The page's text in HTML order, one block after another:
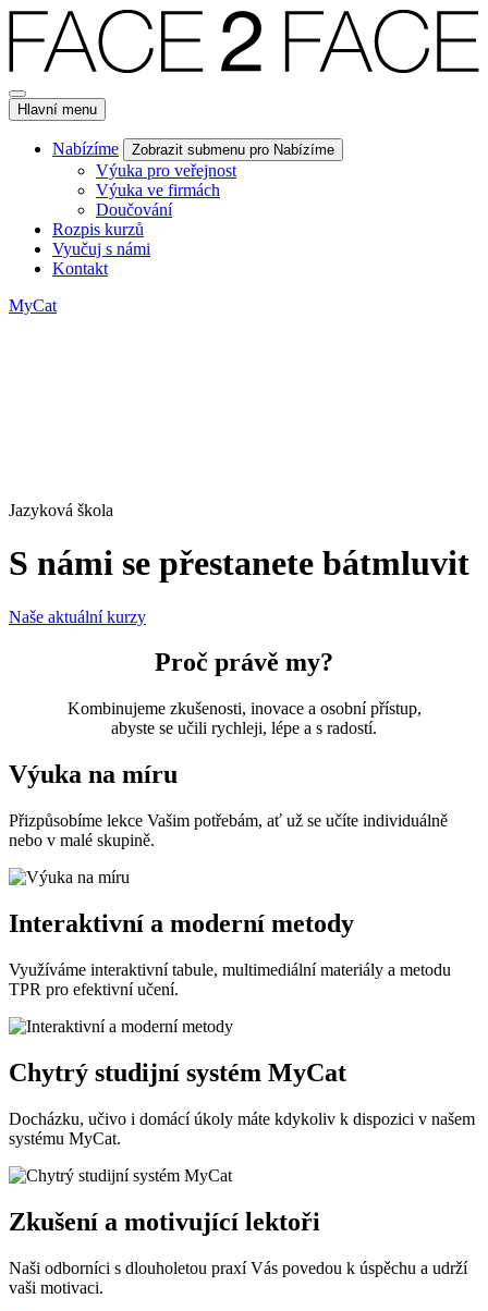
Hlavní menu
Nabízíme Zobrazit submenu pro Nabízíme
Výuka pro veřejnost
Výuka ve firmách
Doučování
Rozpis kurzů
Vyučuj s námi
Kontakt
MyCat
Jazyková škola
S námi se přestanete bátmluvit
Naše aktuální kurzy
Proč právě my?
Kombinujeme zkušenosti, inovace a osobní přístup,
abyste se učili rychleji, lépe a s radostí.
Výuka na míru
Přizpůsobíme lekce Vašim potřebám, ať už se učíte individuálně
nebo v malé skupině.
Interaktivní a moderní metody
Využíváme interaktivní tabule, multimediální materiály a metodu
TPR pro efektivní učení.
Chytrý studijní systém MyCat
Docházku, učivo i domácí úkoly máte kdykoliv k dispozici v našem
systému MyCat.
Zkušení a motivující lektoři
Naši odborníci s dlouholetou praxí Vás povedou k úspěchu a udrží
vaši motivaci.